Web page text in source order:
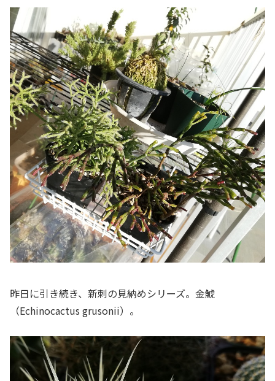
昨日に引き続き、新刺の見納めシリーズ。金鯱
（Echinocactus grusonii）。